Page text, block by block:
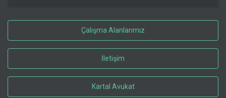
Çalışma Alanlarımız
İletişim
Kartal Avukat